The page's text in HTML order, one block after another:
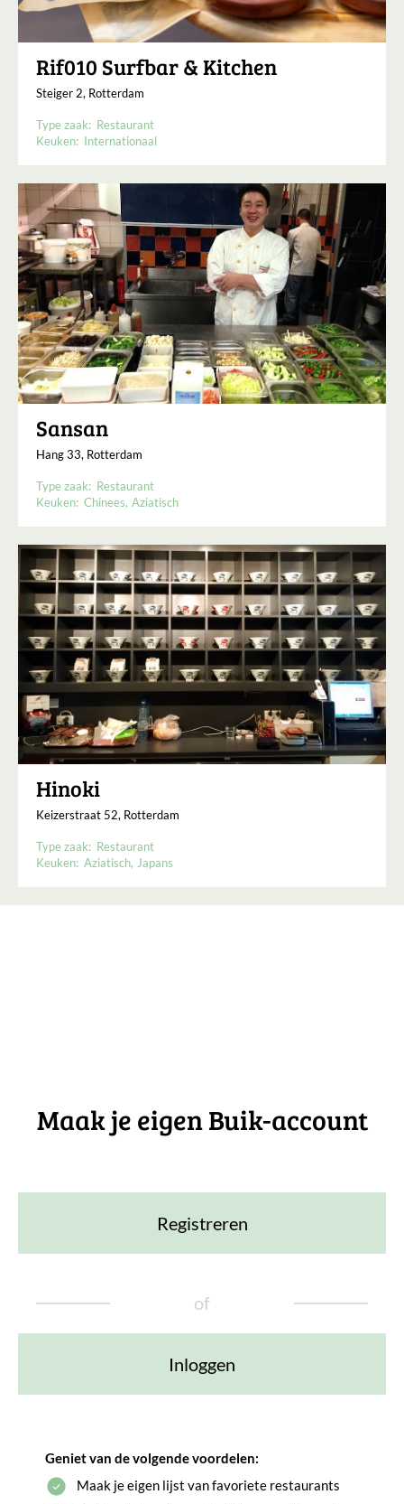
Rif010 Surfbar & Kitchen
Steiger 2, Rotterdam
Type zaak: Restaurant
Keuken: Internationaal
Sansan
Hang 33, Rotterdam
Type zaak: Restaurant
Keuken: Chinees Aziatisch
Hinoki
Keizerstraat 52, Rotterdam
Type zaak: Restaurant
Keuken: Aziatisch Japans
Maak je eigen Buik-account
Registreren
of
Inloggen
Geniet van de volgende voordelen:
Maak je eigen lijst van favoriete restaurants